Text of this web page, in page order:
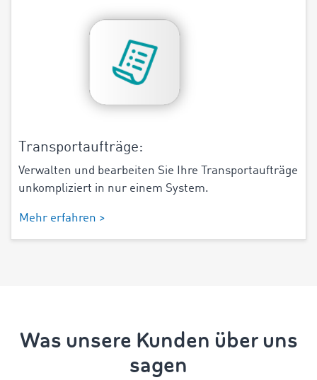
Transportaufträge:
Verwalten und bearbeiten Sie Ihre Transportaufträge
unkompliziert in nur einem System.
Mehr erfahren >
Was unsere Kunden über uns
sagen